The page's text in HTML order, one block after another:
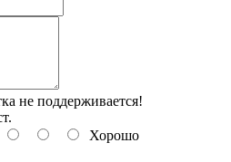
не поддерживается!
Хорошо